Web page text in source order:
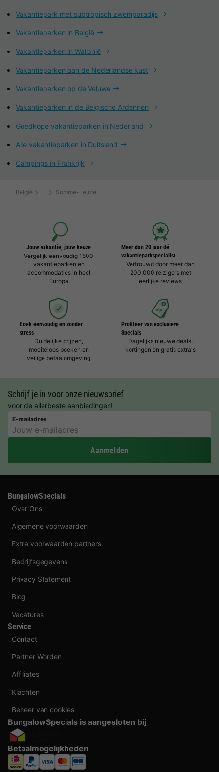
Vakantiepark met subtropisch zwemparadijs
Vakantieparken in België
Vakantieparken in Wallonië
Vakantieparken aan de Nederlandse kust
Vakantieparken op de Veluwe
Vakantieparken in de Belgische Ardennen
Goedkope vakantieparken in Nederland
Alle vakantieparken in Duitsland
Campings in Frankrijk
België Somme-Leuze
Jouw vakantie, jouw keuze
Vergelijk eenvoudig 1500
vakantieparken en
accommodaties in heel
Europa
Meer dan 20 jaar dé
vakantieparkspecialist
Vertrouwd door meer dan
200.000 reizigers met
eerlijke reviews
Boek eenvoudig en zonder
stress
Duidelijke prijzen,
moeiteloos boeken en
veilige betaalomgeving
Profiteer van exclusieve
Specials
Dagelijks nieuwe deals,
kortingen en gratis extra's
Schrijf je in voor onze nieuwsbrief
voor de allerbeste aanbiedingen!
E-mailadres
Aanmelden
BungalowSpecials
Over Ons
Algemene voorwaarden
Extra voorwaarden partners
Bedrijfsgegevens
Privacy Statement
Blog
Vacatures
Service
Contact
Partner Worden
Affiliates
Klachten
Beheer van cookies
BungalowSpecials is aangesloten bij
Betaalmogelijkheden